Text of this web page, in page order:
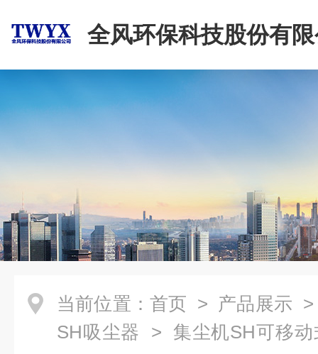
全风环保科技股份有
当前位置： 首页 > 产品展示
SH吸尘器 > 集尘机SH可移动